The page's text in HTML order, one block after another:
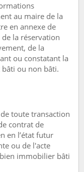
au maire de la
en annexe de
la réservation
de la
ou constatant la
ou non bâti.
toute transaction
contrat de
en l’état futur
ou de l'acte
immobilier bâti